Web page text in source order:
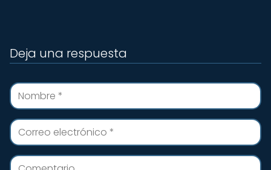
Deja una respuesta